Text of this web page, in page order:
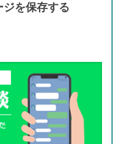
を保存する